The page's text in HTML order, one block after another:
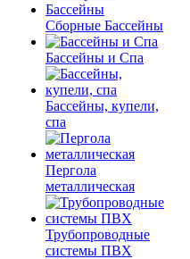
Сборные Бассейны
Бассейны и Спа
Бассейны, купели,
спа
Пергола
металлическая
Трубопроводные
системы ПВХ